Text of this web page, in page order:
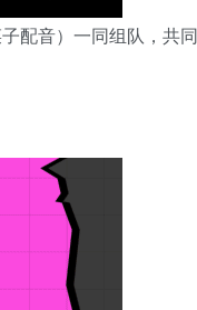
配音）一同组队，共同